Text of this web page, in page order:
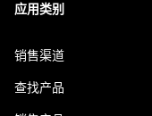
应用类别
销售渠道
查找产品